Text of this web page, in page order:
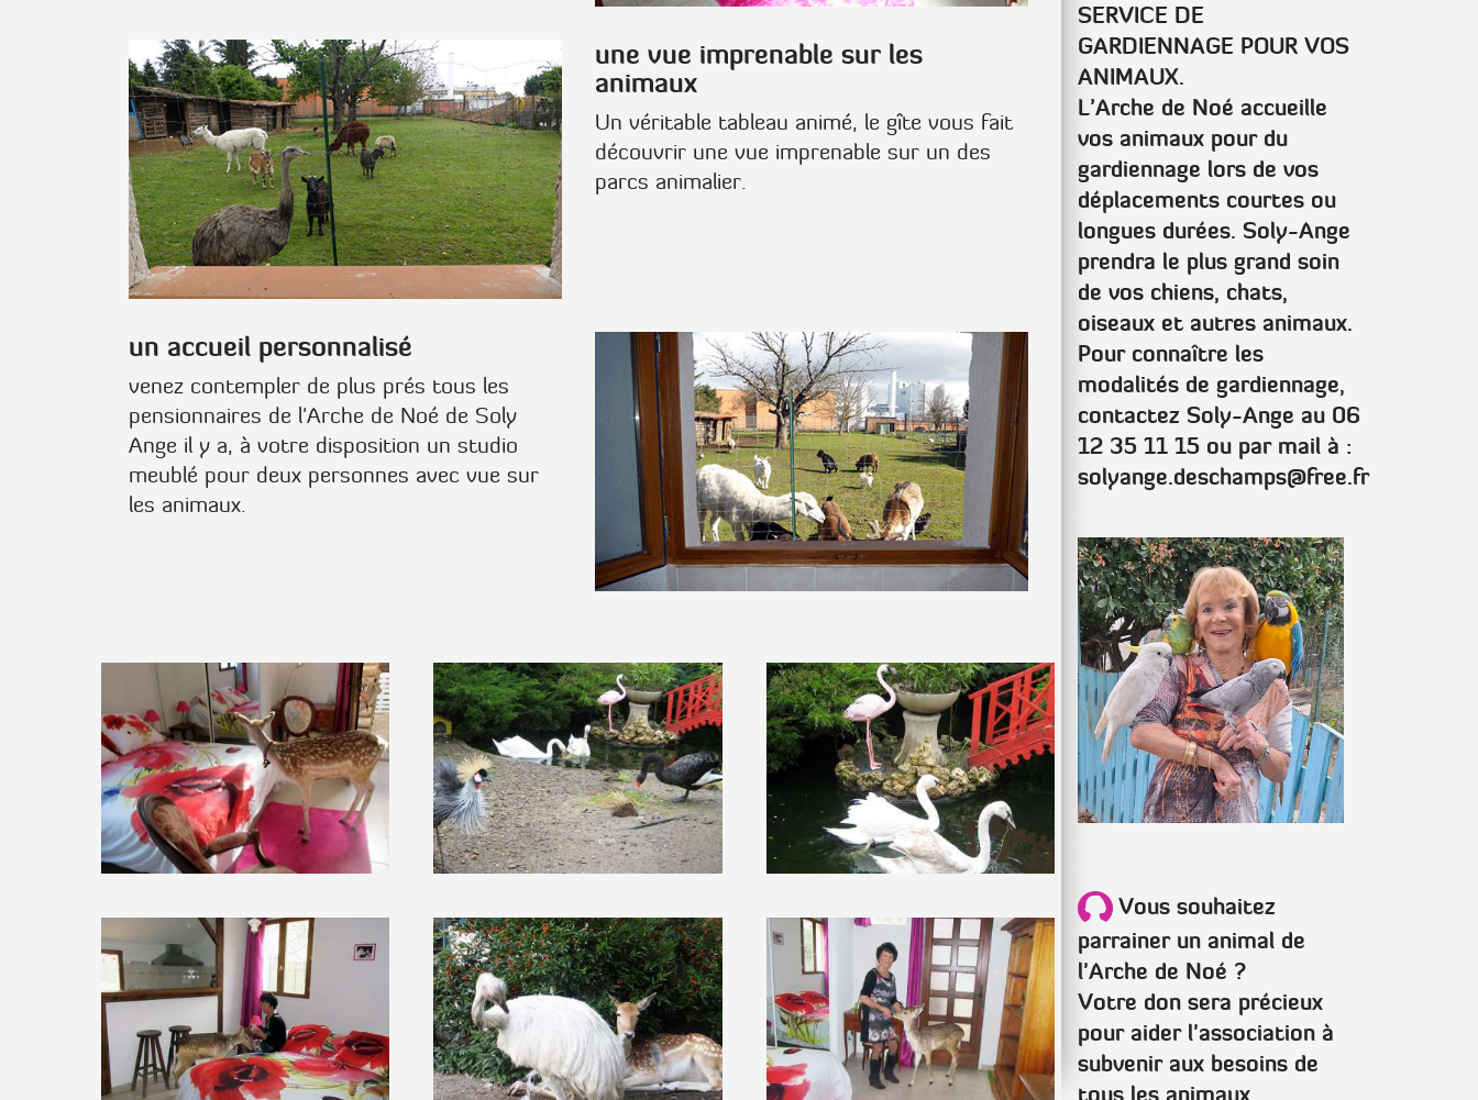
une vue imprenable sur les
animaux
Un véritable tableau animé, le gîte vous fait
découvrir une vue imprenable sur un des
parcs animalier.
un accueil personnalisé
venez contempler de plus prés tous les
pensionnaires de l'Arche de Noé de Soly
Ange il y a, à votre disposition un studio
meublé pour deux personnes avec vue sur
les animaux.
SERVICE DE
GARDIENNAGE POUR VOS
ANIMAUX.
L’Arche de Noé accueille
vos animaux pour du
gardiennage lors de vos
déplacements courtes ou
longues durées. Soly-Ange
prendra le plus grand soin
de vos chiens, chats,
oiseaux et autres animaux.
Pour connaître les
modalités de gardiennage,
contactez Soly-Ange au 06
12 35 11 15 ou par mail à :
solyange.deschamps@free.fr
Vous souhaitez
parrainer un animal de
l'Arche de Noé ?
Votre don sera précieux
pour aider l'association à
subvenir aux besoins de
tous les animaux